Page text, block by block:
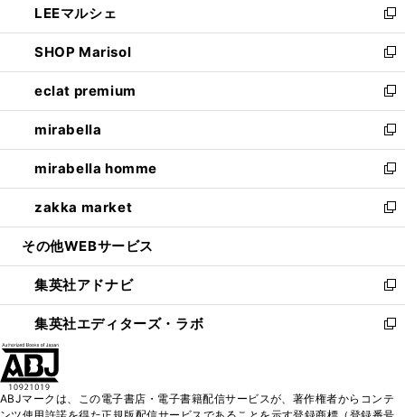
く
で
開
く
ド
ウ
で
開
く
ィ
ン
ド
ウ
で
開
く
い
ウ
ィ
ン
ド
ウ
で
開
く
LEEマルシェ
新
し
い
ウ
ィ
ン
ド
ウ
で
開
く
SHOP Marisol
新
し
い
ウ
ィ
ン
ド
ウ
で
開
eclat premium
新
し
い
ウ
ィ
ン
ド
ウ
開
く
mirabella
新
し
い
ウ
ィ
ン
ウ
で
開
く
mirabella homme
新
し
い
ウ
ン
ド
ウ
で
zakka market
新
し
ウ
ィ
ン
ド
く
その他WEBサービス
集英社アドナビ
新
し
い
ド
集英社エディターズ・ラボ
新
ィ
ABJマークは、この電子書店・電子書籍配信サービスが、著作権者からコンテ